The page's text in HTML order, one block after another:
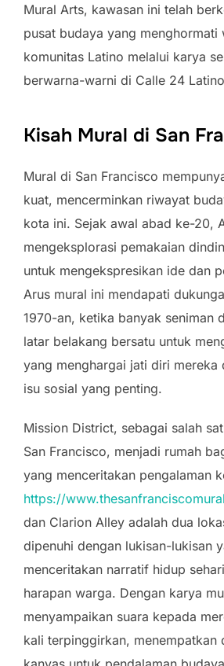
Mural Arts, kawasan ini telah
pusat budaya yang menghormati
komunitas Latino melalui karya
berwarna-warni di Calle 24
Kisah Mural di San
Mural di San Francisco
kuat, mencerminkan riwayat
kota ini. Sejak awal abad ke-20,
mengeksplorasi pemakaian
untuk mengekspresikan ide dan
Arus mural ini mendapati
1970-an, ketika banyak seniman
latar belakang bersatu untuk
yang menghargai jati diri mereka
isu sosial yang penting.
Mission District, sebagai salah
San Francisco, menjadi rumah
yang menceritakan pengalaman
https://
dan Clarion Alley adalah dua
dipenuhi dengan lukisan-lukisan
menceritakan narratif hidup
harapan warga. Dengan karya
menyampaikan suara kepada
kali terpinggirkan, menempatkan